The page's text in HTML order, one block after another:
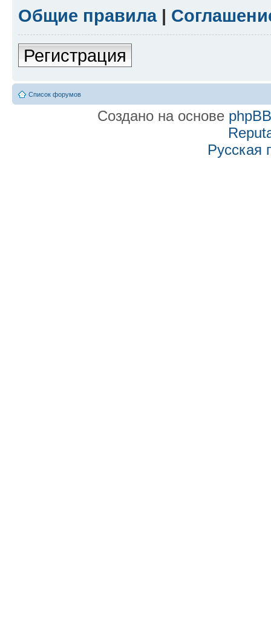
Общие правила|
Регистрация
Список форумов
Создано на основе phpBB
Русская